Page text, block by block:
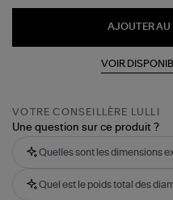
AJOUTER AU
VOIR
VOTRE CONSEILLÈRE LULLI
Une question sur ce produit ?
Quelles sont les dimensions
Quel est le poids total des